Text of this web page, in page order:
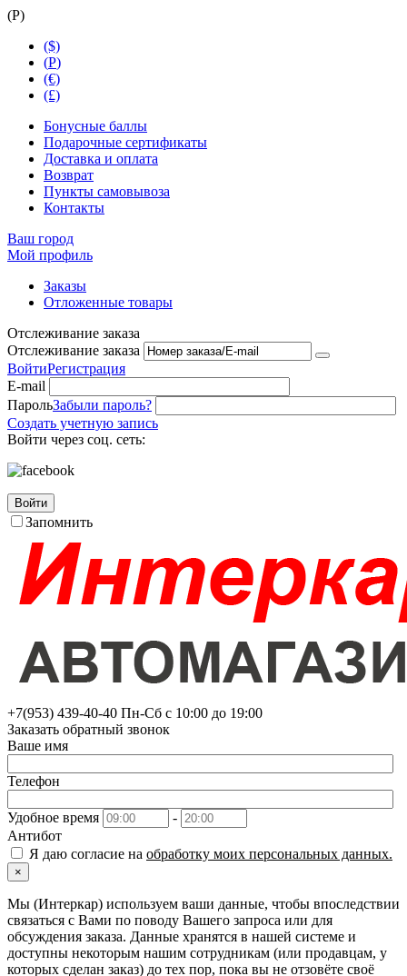
(Р)
($)
(Р)
(€)
(£)
Бонусные баллы
Подарочные сертификаты
Доставка и оплата
Возврат
Пункты самовывоза
Контакты
Ваш город
Мой профиль
Заказы
Отложенные товары
Отслеживание заказа
Отслеживание заказа
ВойтиРегистрация
E-mail
ПарольЗабыли пароль?
Создать учетную запись
Войти через соц. сеть:
Войти
Запомнить
+7(953) 439-40-40 Пн-Сб с 10:00 до 19:00
Заказать обратный звонок
Ваше имя
Телефон
Удобное время
-
Антибот
Я даю согласие на обработку моих персональных данных.
×
Мы (Интеркар) используем ваши данные, чтобы впоследствии
связаться с Вами по поводу Вашего запроса или для
обсуждения заказа. Данные хранятся в нашей системе и
доступны некоторым нашим сотрудникам (или продавцам, у
которых сделан заказ) до тех пор, пока вы не отзовёте своё